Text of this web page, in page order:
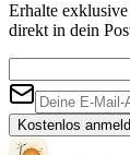
Erhalte
direkt in dein
Kostenlos